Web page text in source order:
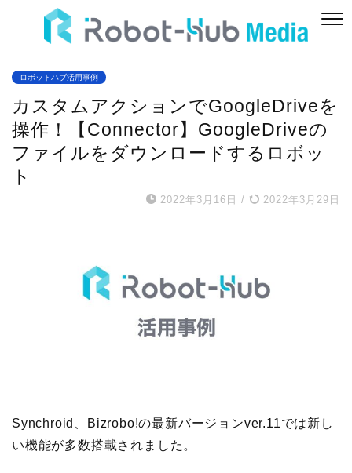
ロボットハブ活用事例
カスタムアクションでGoogleDriveを
操作！【Connector】GoogleDriveの
ファイルをダウンロードするロボッ
ト
2022年3月16日 / 2022年3月29日
Synchroid、Bizrobo!の最新バージョンver.11では新し
い機能が多数搭載されました。